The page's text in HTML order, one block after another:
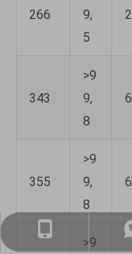
266
9,
5
343
>9
9,
8
355
>9
9,
8
>9